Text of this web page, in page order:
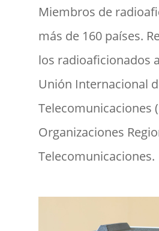
Miembros de
más de 160 países.
los radioaficionados
Unión Internacional
Telecomunicaciones
Organizaciones
Telecomunicaciones.